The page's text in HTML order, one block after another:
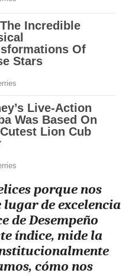
porque nos
lugar de excelencia
de Desempeño
índice, mide la
cómo nos